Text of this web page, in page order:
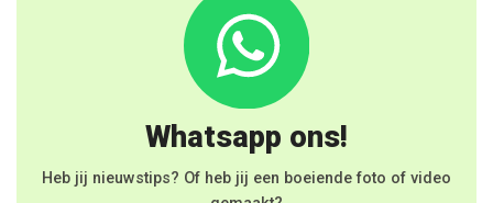
Whatsapp ons!
Heb jij nieuwstips? Of heb jij een boeiende foto of video